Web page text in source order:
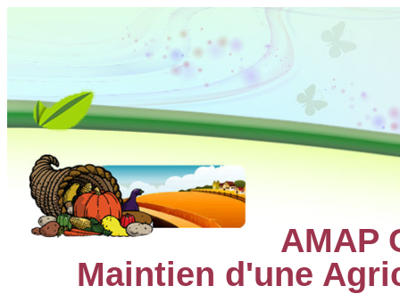
AMAP
Maintien d'une